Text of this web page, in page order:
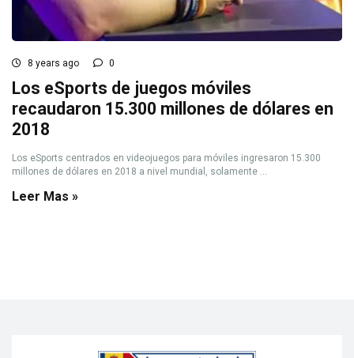
8 years ago 0
Los eSports de juegos móviles
recaudaron 15.300 millones de dólares en
2018
Los eSports centrados en videojuegos para móviles ingresaron 15.300
millones de dólares en 2018 a nivel mundial, solamente ...
Leer Mas »